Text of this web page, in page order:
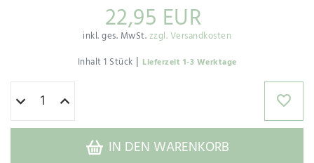
22,95 EUR
inkl. ges. MwSt.zzgl. Versandkosten
Inhalt1 Stück | Lieferzeit 1-3 Werktage
IN DEN WARENKORB